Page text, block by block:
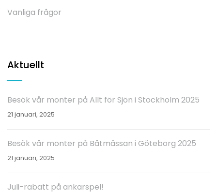
Vanliga frågor
Aktuellt
Besök vår monter på Allt för Sjön i Stockholm 2025
21 januari, 2025
Besök vår monter på Båtmässan i Göteborg 2025
21 januari, 2025
Juli-rabatt på ankarspel!